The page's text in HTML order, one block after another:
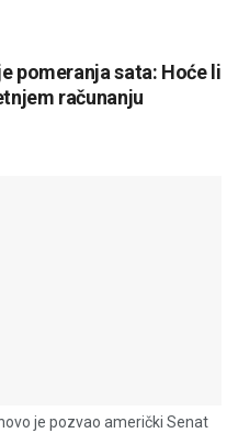
pomeranja sata: Hoće li
računanju
je pozvao američki Senat